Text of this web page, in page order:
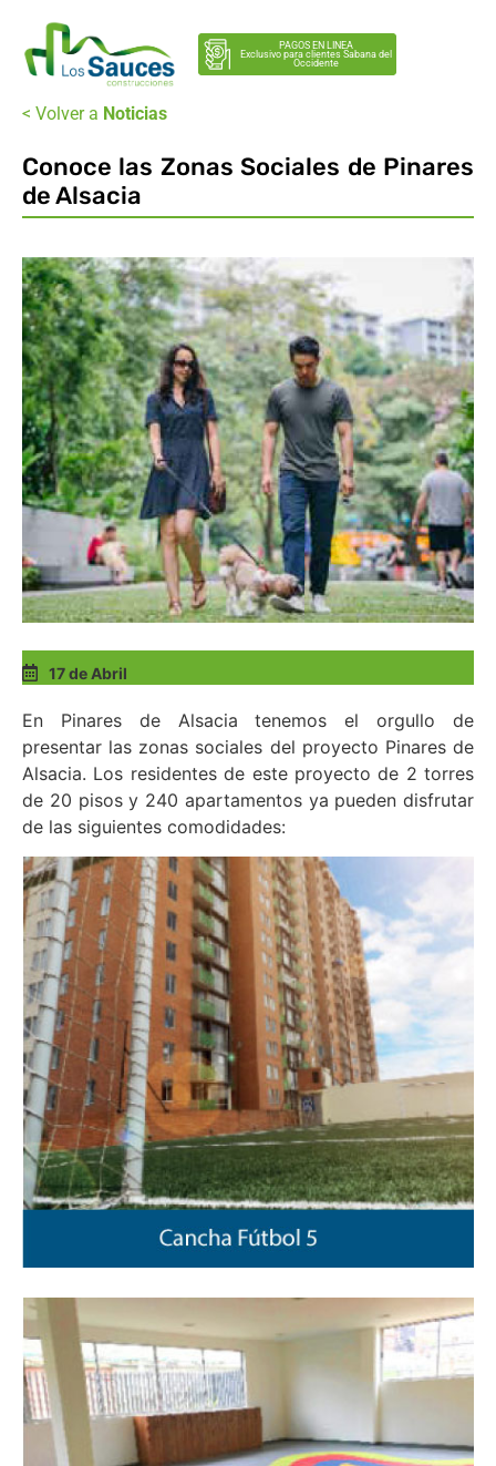
PAGOS EN LINEA
Exclusivo para clientes Sabana del
Occidente
< Volver a Noticias
Conoce las Zonas Sociales de Pinares
de Alsacia
17 de Abril
En Pinares de Alsacia tenemos el orgullo de
presentar las zonas sociales del proyecto Pinares de
Alsacia. Los residentes de este proyecto de 2 torres
de 20 pisos y 240 apartamentos ya pueden disfrutar
de las siguientes comodidades: